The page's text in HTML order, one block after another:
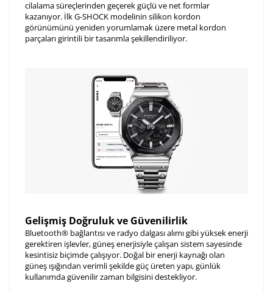
cilalama süreçlerinden geçerek güçlü ve net formlar
kazanıyor. İlk G-SHOCK modelinin silikon kordon
görünümünü yeniden yorumlamak üzere metal kordon
parçaları girintili bir tasarımla şekillendiriliyor.
Gelişmiş Doğruluk ve Güvenilirlik
Bluetooth® bağlantısı ve radyo dalgası alımı gibi yüksek enerji
gerektiren işlevler, güneş enerjisiyle çalışan sistem sayesinde
kesintisiz biçimde çalışıyor. Doğal bir enerji kaynağı olan
güneş ışığından verimli şekilde güç üreten yapı, günlük
kullanımda güvenilir zaman bilgisini destekliyor.